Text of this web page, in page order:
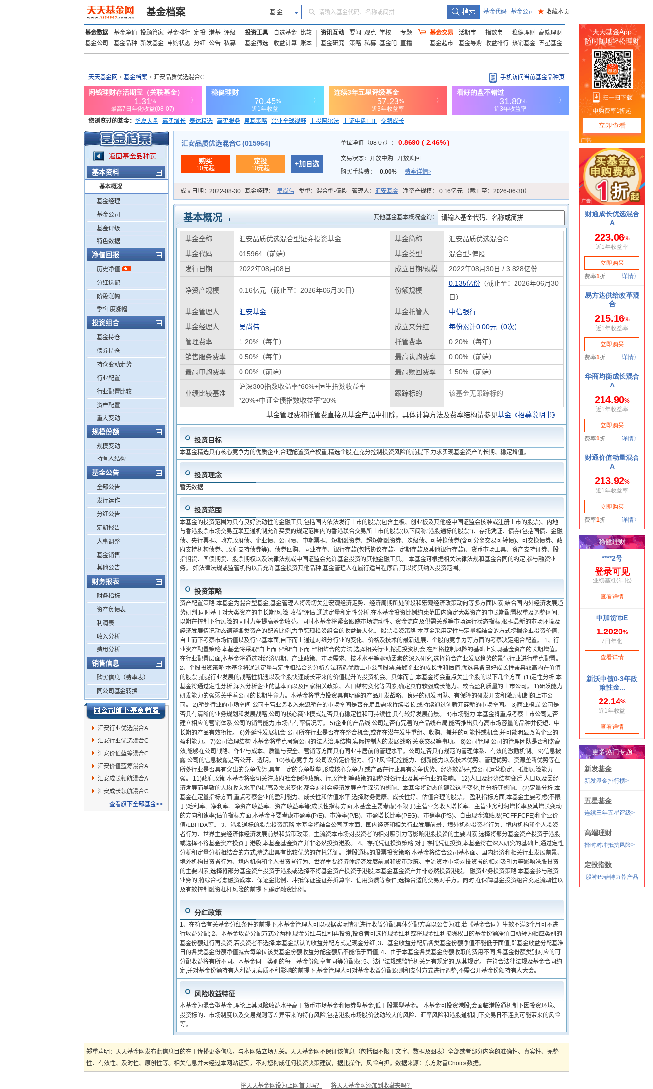
基金档案 基 金 请输入基金代码、名称或简拼 基金代码 基金公司 ★ 收藏本页
基金数据 基金净值 投顾管家 基金排行 定投 港基 评级
基金公司
基金品种 新发基金 申购状态 分红 公告 私募
投资工具 自选基金
比较
基金筛选
收益计算 账本
资讯互动 要闻 观点 学校
专题
基金研究
策略 私募 基金吧 直播
基金交易 活期宝 指数宝 稳健理财 高端理财
基金超市
基金导购 收益排行 热销基金 五星基金
天天基金网 > 基金档案 > 汇安品质优选混合C 手机访问当前基金品种页
您浏览过的基金： 华夏大盘 嘉实增长 泰达精选 嘉实服务 易基策略 兴业全球视野 上投阿尔法 上证中盘ETF 交银成长
添富优势 华安宏利 上证180价值ETF
返回基金品种页
基本资料
基本概况
基金经理
基金公司
基金评级
特色数据
净值回报
历史净值
分红送配
阶段涨幅
季/年度涨幅
投资组合
基金持仓
债券持仓
持仓变动走势
行业配置
行业配置比较
资产配置
重大变动
规模份额
规模变动
持有人结构
基金公告
全部公告
发行运作
分红公告
定期报告
人事调整
基金销售
其他公告
财务报表
财务指标
资产负债表
利润表
收入分析
费用分析
销售信息
购买信息（费率表）
同公司基金转换
汇安行业优选混合A
汇安行业优选混合C
汇安价值蓝筹混合C
汇安价值蓝筹混合A
汇安成长领航混合A
汇安成长领航混合C
查看旗下全部基金>>
汇安品质优选混合C (015964)
购买
10元起
定投
10元起
+加自选
单位净值（08-07）： 0.8690 ( 2.46% )
交易状态： 开放申购
开放赎回
购买手续费：
0.00% 费率详情>
成立日期： 2022-08-30 基金经理： 吴尚伟 类型： 混合型-偏股 管理人： 汇安基金 净资产规模： 0.16亿元 （截止至：2026-06-30）
基本概况 其他基金基本概况查询：
基金全称 汇安品质优选混合型证券投资基金 基金简称
汇安品质优选混合C
基金代码
015964（前端） 基金类型
混合型-偏股
发行日期
2022年08月08日 成立日期/规模 2022年08月30日 / 3.828亿份
净资产规模 0.16亿元（截止至：2026年06月30日） 份额规模
0.135亿份（截止至：2026年06月30
日）
基金管理人
汇安基金 基金托管人
中信银行
基金经理人
吴尚伟 成立来分红
每份累计0.00元（0次）
管理费率
1.20%（每年） 托管费率
0.20%（每年）
销售服务费率
0.50%（每年） 最高认购费率
0.00%（前端）
最高申购费率
0.00%（前端） 最高赎回费率 1.50%（前端）
业绩比较基准
沪深300指数收益率*60%+恒生指数收益率
*20%+中证全债指数收益率*20%
跟踪标的 该基金无跟踪标的
基金管理费和托管费直接从基金产品中扣除，具体计算方法及费率结构请参见基金《招募说明书》
投资目标
本基金精选具有核心竞争力的优质企业,合理配置资产权重,精选个股,在充分控制投资风险的前提下,力求实现基金资产的长期、稳定增值。
投资理念
暂无数据
投资范围
本基金的投资范围为具有良好流动性的金融工具,包括国内依法发行上市的股票(包含主板、创业板及其他经中国证监会核准或注册上市的股票)、内地
与香港股票市场交易互联互通机制允许买卖的规定范围内的香港联合交易所上市的股票(以下简称“港股通标的股票”)、存托凭证、债券(包括国债、金融
债、央行票据、地方政府债、企业债、公司债、中期票据、短期融资券、超短期融资券、次级债、可转换债券(含可分离交易可转债)、可交换债券、政
府支持机构债券、政府支持债券等)、债券回购、同业存单、银行存款(包括协议存款、定期存款及其他银行存款)、货币市场工具、资产支持证券、股
指期货、国债期货、股票期权以及法律法规或中国证监会允许基金投资的其他金融工具。 本基金可根据相关法律法规和基金合同的约定,参与融资业
务。 如法律法规或监管机构以后允许基金投资其他品种,基金管理人在履行适当程序后,可以将其纳入投资范围。
投资策略
资产配置策略 本基金为混合型基金,基金管理人将密切关注宏观经济走势、经济周期所处阶段和宏观经济政策动向等多方面因素,结合国内外经济发展趋
势研判,同时基于对大类资产的中长期“风险-收益”评估,通过定量和定性分析,在本基金投资比例约束范围内确定大类资产的中长期配置权重及调整区间,
以期在控制下行风险的同时力争提高基金收益。同时本基金将紧密跟踪市场流动性、资金流向及供需关系等市场运行状态指标,根据最新的市场环境及
经济发展情况动态调整各类资产的配置比例,力争实现投资组合的收益最大化。 股票投资策略 本基金采用定性与定量相结合的方式挖掘企业投资价值,
自上而下考察市场估值以及行业基本面,自下而上通过对细分行业的变化、价格及技术的最新进展、个股的竞争力等方面的考察决定组合配置。 1、行
业资产配置策略 本基金将采取“自上而下”和“自下而上”相结合的方法,选择相关行业,挖掘投资机会,在严格控制风险的基础上实现基金资产的长期增值。
在行业配置层面,本基金将通过对经济周期、产业政策、市场需求、技术水平等驱动因素的深入研究,选择符合产业发展趋势的景气行业进行重点配置。
2、个股投资策略 本基金将通过定量与定性相结合的分析方法精选优质上市公司股票,兼顾企业的成长性和估值,优选具备良好成长性兼具较高内在价值
的股票,捕捉行业发展的战略性机遇以及个股快速成长带来的价值提升的投资机会。具体而言,本基金将会重点关注个股的以下几个方面: (1)定性分析 本
基金将通过定性分析,深入分析企业的基本面以及国家相关政策、人口结构变化等因素,确定具有较强成长能力、较高盈利质量的上市公司。 1)研发能力
研发能力的强弱关乎着公司的长期生命力。本基金将重点投资具有明确的产品开发战略、良好的研发团队、有保障的研发开支和激励机制的上市公
司。 2)所处行业的市场空间 公司主营业务收入来源所在的市场空间是否充足且需求持续增长,或持续通过创新开辟新的市场空间。 3)商业模式 公司是
否具有清晰的业务规划和发展战略,公司的核心商业模式是否具有稳定性和可持续性,具有较好发展前景。 4)市场能力 本基金将重点考察上市公司是否
建立相应的营销体系,公司的销售能力,市场占有率情况等。 5)企业的产品线 公司是否有完善的产品线布局,能否推出具有高市场容量的品种并使短、中
长期的产品有效衔接。 6)外延性发展机会 公司所在行业是否存在整合机会,或存在潜在发生重组、收购、兼并的可能性或机会,并可能明显改善企业的
盈利能力。 7)公司治理结构 本基金将重点考察公司的法人治理结构,实际控制人的发展战略,关联交易等事项。 8)公司管理 公司的管理团队是否和谐高
效,能够在公司战略、作业与成本、质量与安全、营销等方面具有同业中居前的管理水平。公司是否具有规范的管理体系、有效的激励机制。 9)信息披
露 公司的信息披露是否公开、透明。 10)核心竞争力 公司议价定价能力、行业风险把控能力、创新能力以及技术优势、管理优势、资源垄断优势等在
所处行业是否具有突出的竞争优势,具有一定的竞争壁垒,形成核心竞争力,或产品在行业具有竞争优势、经济效益好,或公司运营稳定、抵御风险能力
强。 11)政府政策 本基金将密切关注政府社会保障政策、行政管制等政策的调整对各行业及其子行业的影响。 12)人口及经济结构变迁 人口以及因经
济发展而导致的人均收入水平的提高及需求变化,都会对社会经济发展产生深远的影响。本基金将动态的跟踪这些变化,并分析其影响。 (2)定量分析 本
基金在定量指标方面,重点考察企业的盈利能力、成长性和估值水平,选择财务健康、成长性好、估值合理的股票。 盈利指标方面,本基金主要考虑(不限
于)毛利率、净利率、净资产收益率、资产收益率等;成长性指标方面,本基金主要考虑(不限于)主营业务收入增长率、主营业务利润增长率及其增长变动
的方向和速率;估值指标方面,本基金主要考虑市盈率(P/E)、市净率(P/B)、市盈增长比率(PEG)、市销率(P/S)、自由现金流贴现(FCFF,FCFE)和企业价
值/EBITDA等。 3、港股通标的股票投资策略 本基金将结合公司基本面、国内经济和相关行业发展前景、境外机构投资者行为、境内机构和个人投资
者行为、世界主要经济体经济发展前景和货币政策、主流资本市场对投资者的相对吸引力等影响港股投资的主要因素,选择将部分基金资产投资于港股
或选择不将基金资产投资于港股,本基金基金资产并非必然投资港股。 4、存托凭证投资策略 对于存托凭证投资,本基金将在深入研究的基础上,通过定性
分析和定量分析相结合的方式,精选出具有比较优势的存托凭证。 港股通标的股票投资策略 本基金将结合公司基本面、国内经济和相关行业发展前景、
境外机构投资者行为、境内机构和个人投资者行为、世界主要经济体经济发展前景和货币政策、主流资本市场对投资者的相对吸引力等影响港股投资
的主要因素,选择将部分基金资产投资于港股或选择不将基金资产投资于港股,本基金基金资产并非必然投资港股。 融资业务投资策略 本基金参与融资
业务的,将综合考虑融资成本、保证金比例、冲抵保证金证券折算率、信用资质等条件,选择合适的交易对手方。同时,在保障基金投资组合充足流动性以
及有效控制融资杠杆风险的前提下,确定融资比例。
分红政策
1、在符合有关基金分红条件的前提下,本基金管理人可以根据实际情况进行收益分配,具体分配方案以公告为准,若《基金合同》生效不满3个月可不进
行收益分配; 2、本基金收益分配方式分两种:现金分红与红利再投资,投资者可选择现金红利或将现金红利按除权日的基金份额净值自动转为相应类别的
基金份额进行再投资;若投资者不选择,本基金默认的收益分配方式是现金分红; 3、基金收益分配后各类基金份额净值不能低于面值,即基金收益分配基准
日的各类基金份额净值减去每单位该类基金份额收益分配金额后不能低于面值; 4、由于本基金各类基金份额收取的费用不同,各基金份额类别对应的可
分配收益将有所不同。本基金同一类别的每一基金份额享有同等分配权; 5、法律法规或监管机关另有规定的,从其规定。 在符合法律法规及基金合同约
定,并对基金份额持有人利益无实质不利影响的前提下,基金管理人可对基金收益分配原则和支付方式进行调整,不需召开基金份额持有人大会。
风险收益特征
本基金为混合型基金,理论上其风险收益水平高于货币市场基金和债券型基金,低于股票型基金。 本基金可投资港股,会面临港股通机制下因投资环境、
投资标的、市场制度以及交易规则等差异带来的特有风险,包括港股市场股价波动较大的风险、汇率风险和港股通机制下交易日不连贯可能带来的风险
等。
郑重声明：天天基金网发布此信息目的在于传播更多信息，与本网站立场无关。天天基金网不保证该信息（包括但不限于文字、数据及图表）全部或者部分内容的准确性、真实性、完整
性、有效性、及时性、原创性等。相关信息并未经过本网站证实，不对您构成任何投资决策建议，据此操作，风险自担。数据来源：东方财富Choice数据。
将天天基金网设为上网首页吗？ 将天天基金网添加到收藏夹吗？